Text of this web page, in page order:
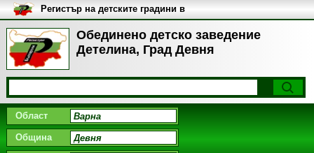
Обединено детско заведение
Детелина, Град Девня
Регистър на детските градини в
България
Област
Община